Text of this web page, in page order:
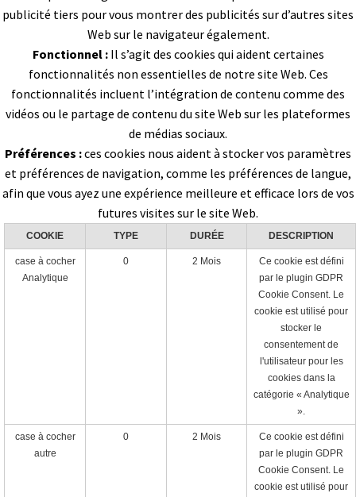
publicité tiers pour vous montrer des publicités sur d’autres sites
Web sur le navigateur également.
Fonctionnel :Il s’agit des cookies qui aident certaines
fonctionnalités non essentielles de notre site Web. Ces
fonctionnalités incluent l’intégration de contenu comme des
vidéos ou le partage de contenu du site Web sur les plateformes
de médias sociaux.
Préférences :ces cookies nous aident à stocker vos paramètres
et préférences de navigation, comme les préférences de langue,
afin que vous ayez une expérience meilleure et efficace lors de vos
futures visites sur le site Web.
COOKIE TYPE DURÉE DESCRIPTION
case à cocher
Analytique
0 2 Mois
Ce cookie est défini
par le plugin GDPR
Cookie Consent. Le
cookie est utilisé pour
stocker le
consentement de
l'utilisateur pour les
cookies dans la
catégorie « Analytique
».
case à cocher
autre
0 2 Mois
Ce cookie est défini
par le plugin GDPR
Cookie Consent. Le
cookie est utilisé pour